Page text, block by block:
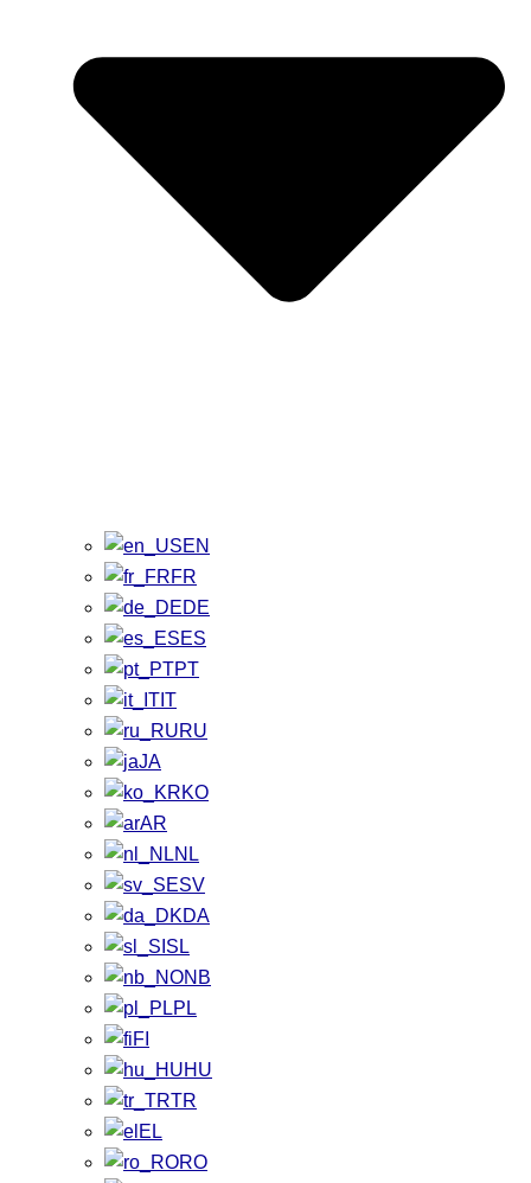
EN
FR
DE
ES
PT
IT
RU
JA
KO
AR
NL
SV
DA
SL
NB
PL
FI
HU
TR
EL
RO